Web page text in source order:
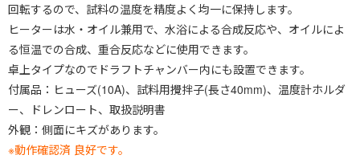
回転するので、試料の温度を精度よく均一に保持します。
ヒーターは水・オイル兼用で、水浴による合成反応や、オイルによ
る恒温での合成、重合反応などに使用できます。
卓上タイプなのでドラフトチャンバー内にも設置できます。
付属品：ヒューズ(10A)、試料用攪拌子(長さ40mm)、温度計ホルダ
ー、ドレンロート、取扱説明書
外観：側面にキズがあります。
※動作確認済 良好です。